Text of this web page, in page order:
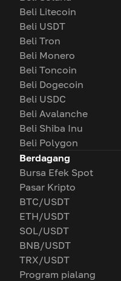
Beli Litecoin
Beli USDT
Beli Tron
Beli Monero
Beli Toncoin
Beli Dogecoin
Beli USDC
Beli Avalanche
Beli Shiba Inu
Beli Polygon
Berdagang
Bursa Efek Spot
Pasar Kripto
BTC/USDT
ETH/USDT
SOL/USDT
BNB/USDT
TRX/USDT
Program pialang